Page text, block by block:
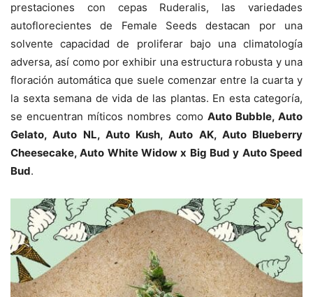
prestaciones con cepas Ruderalis, las variedades
autoflorecientes de Female Seeds destacan por una
solvente capacidad de proliferar bajo una climatología
adversa, así como por exhibir una estructura robusta y una
floración automática que suele comenzar entre la cuarta y
la sexta semana de vida de las plantas. En esta categoría,
se encuentran míticos nombres como Auto Bubble, Auto
Gelato, Auto NL, Auto Kush, Auto AK, Auto Blueberry
Cheesecake, Auto White Widow x Big Bud y Auto Speed
Bud.